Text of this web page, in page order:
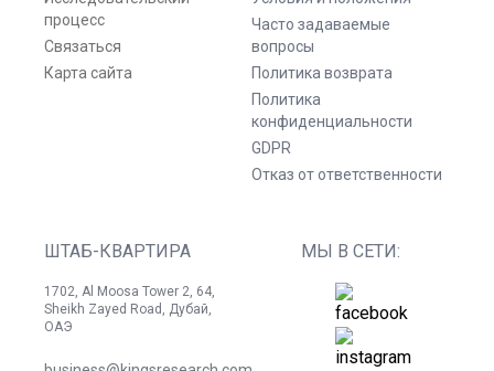
процесс
Связаться
Карта сайта
Часто задаваемые
вопросы
Политика возврата
Политика
конфиденциальности
GDPR
Отказ от ответственности
ШТАБ-КВАРТИРА
1702, Al Moosa Tower 2, 64,
Sheikh Zayed Road, Дубай,
ОАЭ
МЫ В СЕТИ: